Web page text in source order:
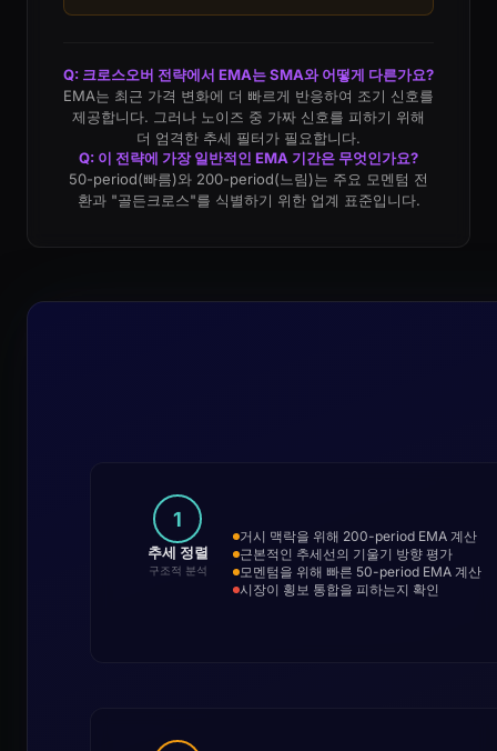
Q: 크로스오버 전략에서 EMA는 SMA와 어떻게 다른가요?
EMA는 최근 가격 변화에 더 빠르게 반응하여 조기 신호를
제공합니다. 그러나 노이즈 중 가짜 신호를 피하기 위해
더 엄격한 추세 필터가 필요합니다.
Q: 이 전략에 가장 일반적인 EMA 기간은 무엇인가요?
50-period(빠름)와 200-period(느림)는 주요 모멘텀 전
환과 "골든크로스"를 식별하기 위한 업계 표준입니다.
1
추세 정렬
구조적 분석
거시 맥락을 위해 200-period EMA 계산
근본적인 추세선의 기울기 방향 평가
모멘텀을 위해 빠른 50-period EMA 계산
시장이 횡보 통합을 피하는지 확인